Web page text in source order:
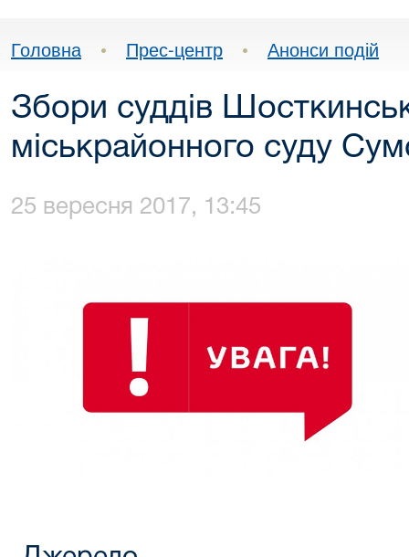
Головна • Прес-центр • Анонси подій
Збори суддів
міськрайонного суду
25 вересня 2017, 13:45